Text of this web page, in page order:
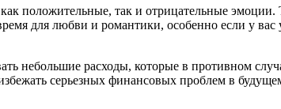
положительные, так и отрицательные
для любви и романтики, особенно если у
небольшие расходы, которые в противном
серьезных финансовых проблем в